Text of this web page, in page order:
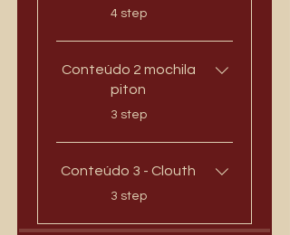
.
4 step
Conteúdo 2 mochila
piton
.
3 step
Conteúdo 3 - Clouth
.
3 step